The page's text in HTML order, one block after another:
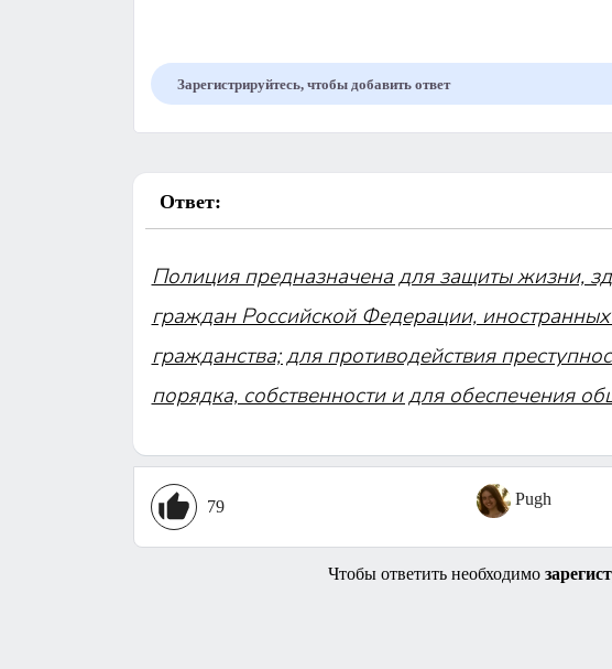
Зарегистрируйтесь, чтобы добавить ответ
Ответ:
Полиция предназначена для защиты жизни,
граждан Российской Федерации,
гражданства; для противодействия
порядка, собственности и для обеспечения
79 Pugh
Чтобы ответить необходимо